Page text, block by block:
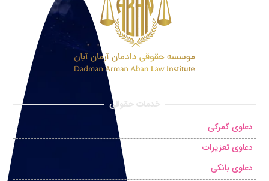
خدمات حقوقی
دعاوی گمرکی
دعاوی تعزیرات
دعاوی بانکی